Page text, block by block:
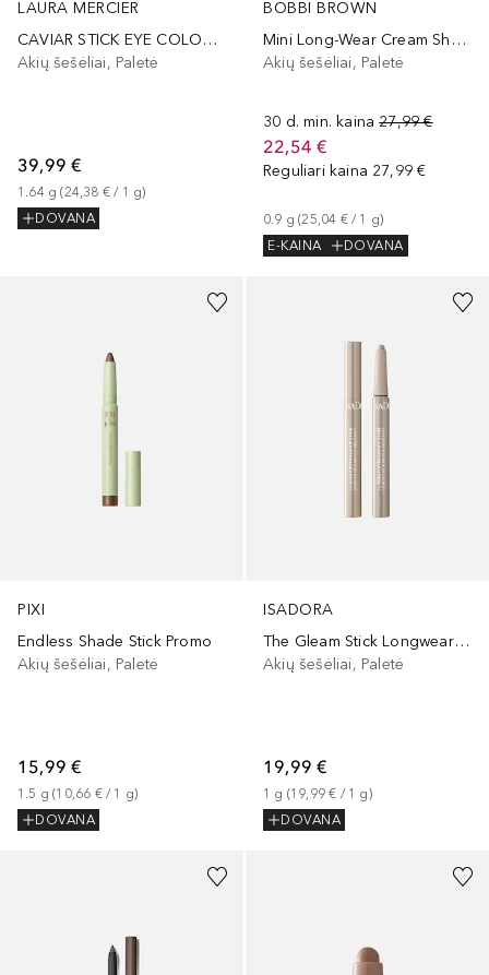
LAURA MERCIER
CAVIAR STICK EYE COLOR SHIMMER
Akių šešėliai, Paletė
39,99 €
1.64 g (24,38 € / 1 g)
DOVANA
BOBBI BROWN
Mini Long-Wear Cream Shadow Stick
Akių šešėliai, Paletė
30 d. min. kaina 27,99 €
22,54 €
Reguliari kaina 27,99 €
0.9 g (25,04 € / 1 g)
E-KAINA
DOVANA
PIXI
Endless Shade Stick Promo
Akių šešėliai, Paletė
15,99 €
1.5 g (10,66 € / 1 g)
DOVANA
ISADORA
The Gleam Stick Longwear & Water-Resistant
Akių šešėliai, Paletė
19,99 €
1 g (19,99 € / 1 g)
DOVANA
+1